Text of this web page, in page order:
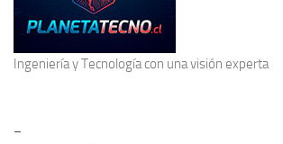
Ingeniería y Tecnologíacon una visión experta
–